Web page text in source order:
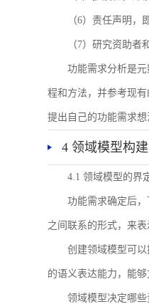
（6）责任声明，
（7）研究资助
功能需求分析是
程和方法，并参考现
提出自己的功能需求
4 领域模型构建
4.1 领域模型的界
功能需求确定后
之间联系的形式，来
创建领域模型可
的语义表达能力，能
领域模型决定哪